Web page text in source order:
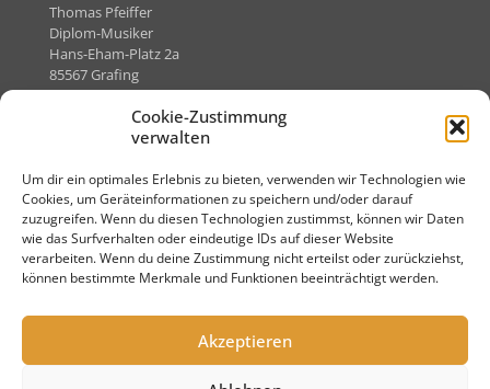
Cookie-Zustimmung
verwalten
Um dir ein optimales Erlebnis zu bieten, verwenden wir Technologien wie
Cookies, um Geräteinformationen zu speichern und/oder darauf
zuzugreifen. Wenn du diesen Technologien zustimmst, können wir Daten
wie das Surfverhalten oder eindeutige IDs auf dieser Website
verarbeiten. Wenn du deine Zustimmung nicht erteilst oder zurückziehst,
können bestimmte Merkmale und Funktionen beeinträchtigt werden.
Akzeptieren
Thomas Pfeiffer
Diplom-Musiker
Hans-Eham-Platz 2a
85567 Grafing
Telefon +49 (0)8092-8505373
Kontakt
Impressum
Datenschutz